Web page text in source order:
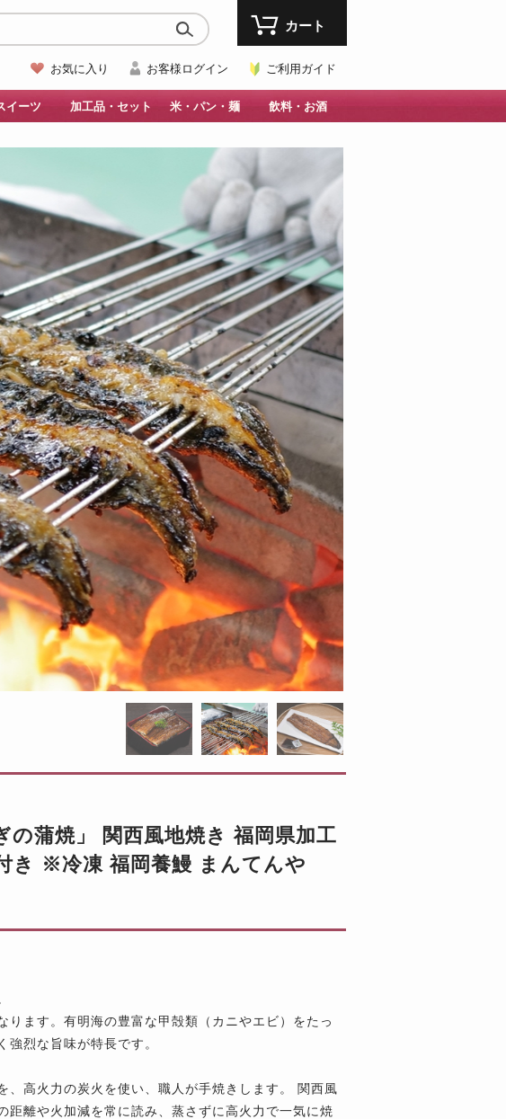
お気に入り お客様ログイン ご利用ガイド
カート
イーツ 加工品・セット 米・パン・麺 飲料・お酒
蒲焼」 関西風地焼き 福岡県加工
き ※冷凍 福岡養鰻 まんてんや
ます。有明海の豊富な甲殻類（カニやエビ）をたっ
烈な旨味が特長です。
高火力の炭火を使い、職人が手焼きします。 関西風
離や火加減を常に読み、蒸さずに高火力で一気に焼